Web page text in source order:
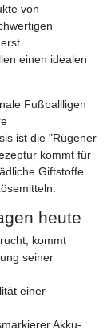
von
einen idealen
Fußballligen
ist die "Rügener
kommt für
Giftstoffe
heute
kommt
seiner
einer
Akku-